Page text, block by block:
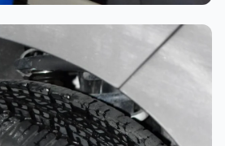
تلميع احترافي